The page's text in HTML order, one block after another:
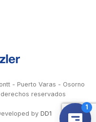
- Puerto Varas - Osorno
reservados
by DD1